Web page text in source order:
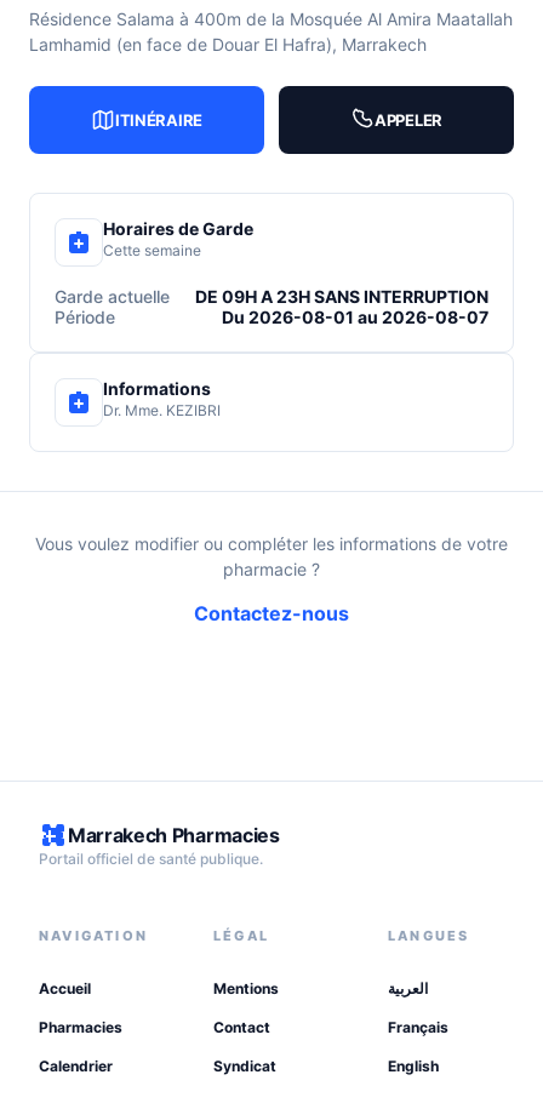
Résidence Salama à 400m de la Mosquée Al Amira Maatallah
Lamhamid (en face de Douar El Hafra), Marrakech
ITINÉRAIRE APPELER
Horaires de Garde
Cette semaine
Garde actuelle
DE 09H A 23H SANS INTERRUPTION
Période
Du 2026-08-01 au 2026-08-07
Informations
Dr. Mme. KEZIBRI
Vous voulez modifier ou compléter les informations de votre
pharmacie ?
Contactez-nous
Marrakech Pharmacies
Portail officiel de santé publique.
NAVIGATION
Accueil
Pharmacies
Calendrier
LÉGAL
Mentions
Contact
Syndicat
LANGUES
العربية
Français
English